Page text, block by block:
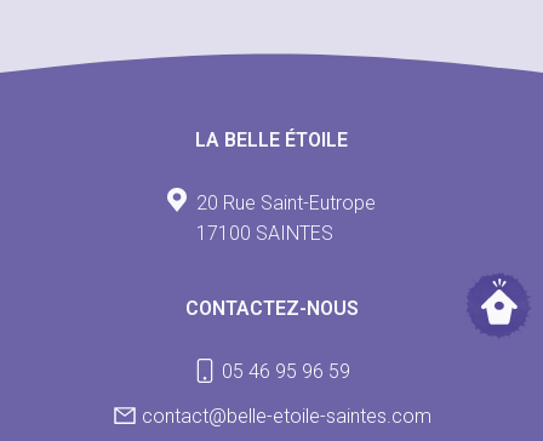
LA BELLE ÉTOILE
20 Rue Saint-Eutrope
17100 SAINTES
CONTACTEZ-NOUS
05 46 95 96 59
contact@belle-etoile-saintes.com